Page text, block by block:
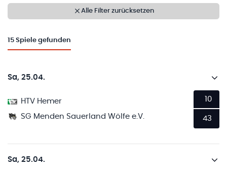
Alle Filter zurücksetzen
15 Spiele gefunden
Sa, 25.04.
HTV Hemer
SG Menden Sauerland Wölfe e.V.
10
43
Sa, 25.04.